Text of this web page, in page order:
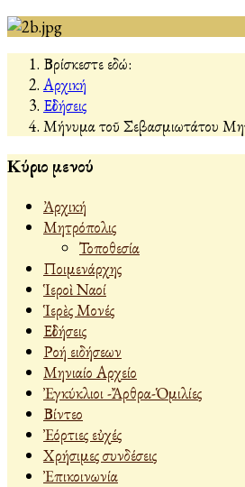
Βρίσκεστε εδώ:
Αρχική
Εἰδήσεις
Μήνυμα τοῦ Σεβασμιωτάτου
Κύριο μενού
Ἀρχική
Μητρόπολις
Τοποθεσία
Ποιμενάρχης
Ἱεροὶ Ναοί
Ἱερὲς Μονές
Εἰδήσεις
Ροή ειδήσεων
Μηνιαίο Αρχείο
Ἐγκύκλιοι -Ἄρθρα-Ὁμιλίες
Βίντεο
Ἐόρτιες εὐχές
Χρήσιμες συνδέσεις
Ἐπικοινωνία